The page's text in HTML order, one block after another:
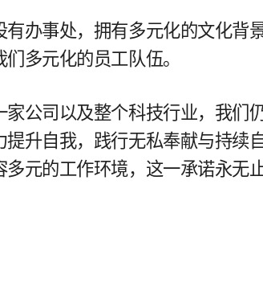
有​办事处，​拥有​多​元化​的​文化​背
多​元化​的​员工​队伍。
家​公司​以及​整个​科技​行业，​我们​
提升​自​我，​践行​无私奉献​与​持续​
元​的​工作​环境，​这​一​承诺永​无止